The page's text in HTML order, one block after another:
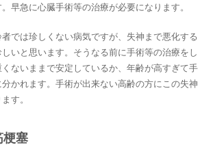
早急に心臓手術等の治療が必要になります。
では珍しくない病気ですが、失神まで悪化する
いと思います。そうなる前に手術等の治療をし
ないままで安定しているか、年齢が高すぎて手
かれます。手術が出来ない高齢の方にこの失神
す。
塞